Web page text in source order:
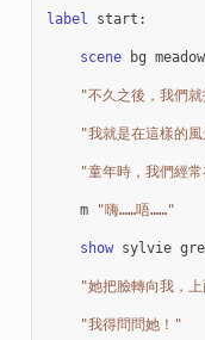
label start :
scene bg meadow
"不久之後，我們
"我就是在這樣的
"童年時，我們經
m "嗨……唔……"
show sylvie
"她把臉轉向我，
"我得問問她！"